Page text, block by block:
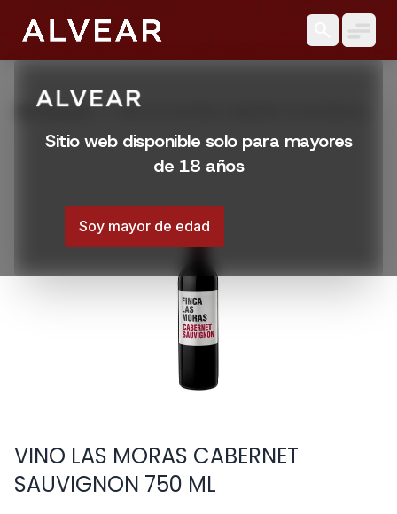
Sitio web disponible solo para mayores
de 18 años
Soy mayor de edad
Productos
VINO LAS MORAS CABERNET SAUVIGNON
VINO LAS MORAS CABERNET
SAUVIGNON 750 ML